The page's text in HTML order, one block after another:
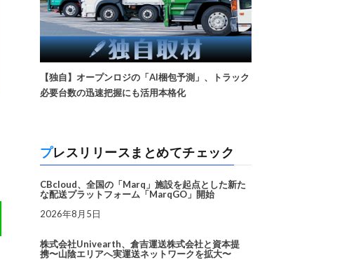
【独自】オープンロジの「AI梱包予測」、トラック
必要台数の迅速把握にも活用本格化
プレスリリースまとめてチェック
CBcloud、全国の「Marq」施設を起点とした新た
な配送プラットフォーム「MarqGO」開始
2026年8月5日
株式会社Univearth、倉吉運送株式会社と資本提
携〜山陰エリアへ実運送ネットワークを拡大〜